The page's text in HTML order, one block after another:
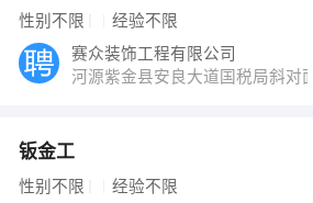
性别不限 经验不限
赛众装饰工程有限公司
河源紫金县安良大道国税局斜对
钣金工
性别不限 经验不限